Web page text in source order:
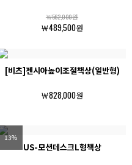
￦562,000원
￦489,500원
[비츠]젠시아높이조절책상(일반형)
￦828,000원
13%
US-모션데스크L형책상